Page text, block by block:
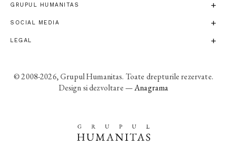
GRUPUL HUMANITAS
SOCIAL MEDIA
LEGAL
© 2008-2026, Grupul Humanitas. Toate drepturile rezervate.
Design si dezvoltare —Anagrama